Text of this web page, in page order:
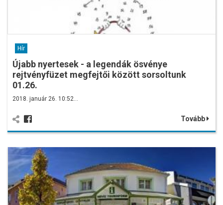
Hír
Újabb nyertesek - a legendák ösvénye
rejtvényfüzet megfejtői között sorsoltunk
01.26.
2018. január 26. 10:52…
Tovább